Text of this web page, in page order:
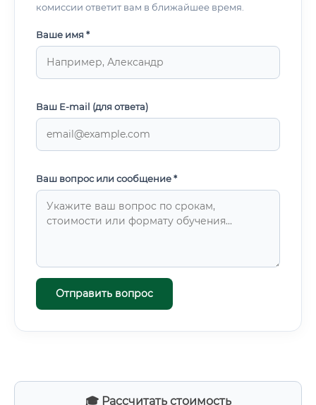
🎓 Рассчитать стоимость
комиссии ответит вам в ближайшее время.
Ваше имя *
Ваш E-mail (для ответа)
Ваш вопрос или сообщение *
Отправить вопрос